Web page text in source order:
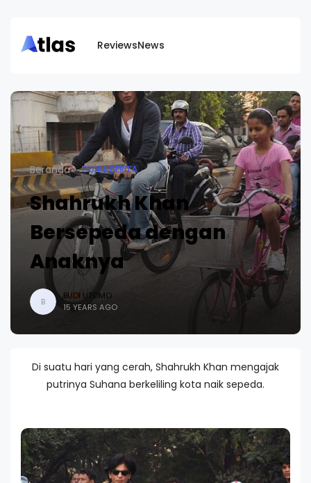
ReviewsNews
Beranda DUNIA BERITA
Shahrukh Khan
Bersepeda dengan
Anaknya
B
BUDI UTOMO
15 YEARS AGO
Di suatu hari yang cerah, Shahrukh Khan mengajak
putrinya Suhana berkeliling kota naik sepeda.